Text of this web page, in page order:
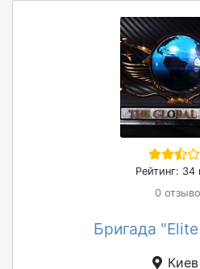
Рейтинг: 34
0
Бригада
Киев